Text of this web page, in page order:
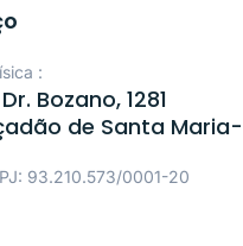
:
Bozano, 1281
de Santa Maria-
93.210.573/0001-20